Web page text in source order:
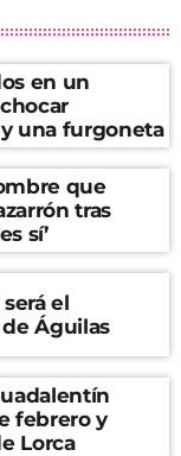
en un
una furgoneta
que
tras
sí’
el
Águilas
febrero y
Lorca